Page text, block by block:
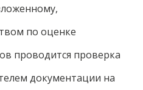
по оценке
проводится проверка
документации на